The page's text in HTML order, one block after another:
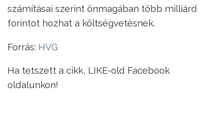
számításai szerint önmagában több milliárd
forintot hozhat a költségvetésnek.
Forrás: HVG
Ha tetszett a cikk, LIKE-old Facebook
oldalunkon!